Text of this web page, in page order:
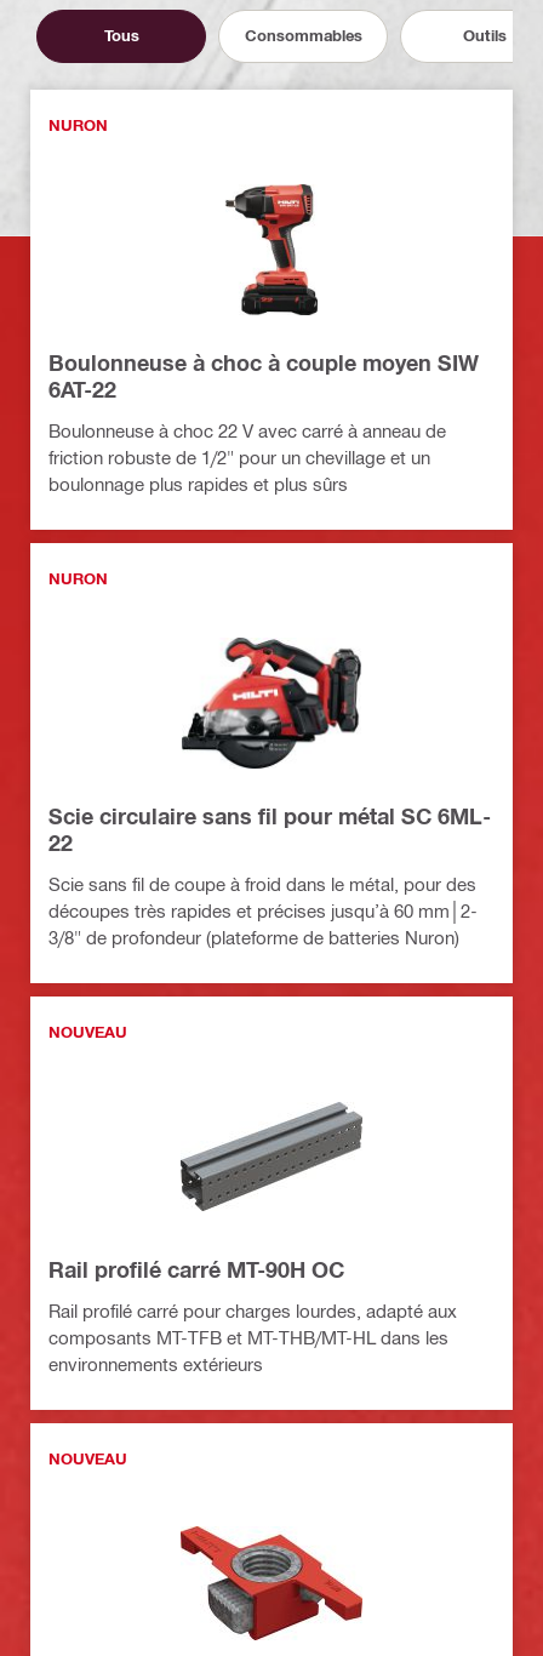
Tous Consommables Outils
NURON
Boulonneuse à choc à couple moyen SIW
6AT-22
Boulonneuse à choc 22 V avec carré à anneau de
friction robuste de 1/2" pour un chevillage et un
boulonnage plus rapides et plus sûrs
NURON
Scie circulaire sans fil pour métal SC 6ML-
22
Scie sans fil de coupe à froid dans le métal, pour des
découpes très rapides et précises jusqu’à 60 mm│2-
3/8" de profondeur (plateforme de batteries Nuron)
NOUVEAU
Rail profilé carré MT-90H OC
Rail profilé carré pour charges lourdes, adapté aux
composants MT-TFB et MT-THB/MT-HL dans les
environnements extérieurs
NOUVEAU